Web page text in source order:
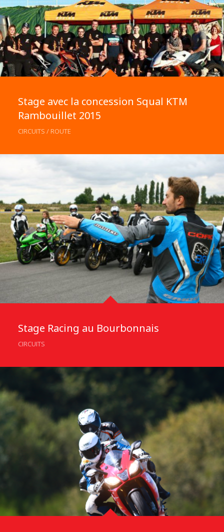
Stage avec la concession Squal KTM
Rambouillet 2015
CIRCUITS / ROUTE
Stage Racing au Bourbonnais
CIRCUITS